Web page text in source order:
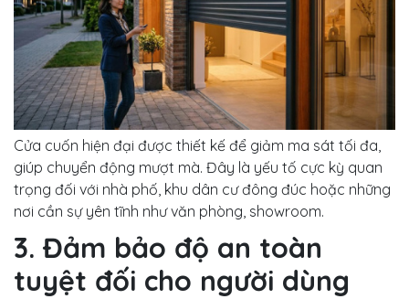
Cửa cuốn hiện đại được thiết kế để giảm ma sát tối đa,
giúp chuyển động mượt mà. Đây là yếu tố cực kỳ quan
trọng đối với nhà phố, khu dân cư đông đúc hoặc những
nơi cần sự yên tĩnh như văn phòng, showroom.
3. Đảm bảo độ an toàn
tuyệt đối cho người dùng